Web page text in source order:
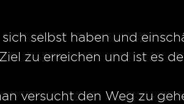
selbst haben und
zu erreichen und ist es
versucht den Weg zu